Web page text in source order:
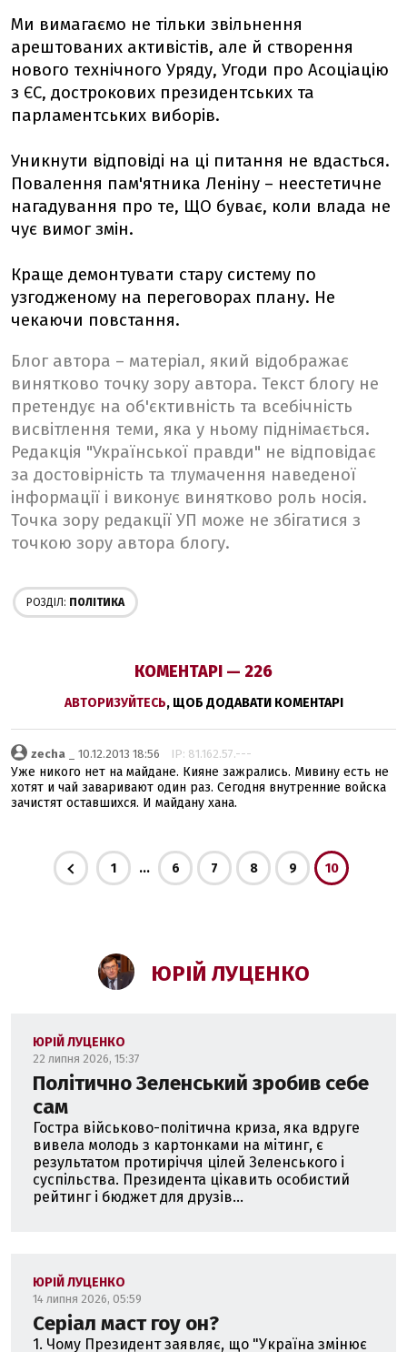
Ми вимагаємо не тільки звільнення
арештованих активістів, але й створення
нового технічного Уряду, Угоди про Асоціацію
з ЄС, дострокових президентських та
парламентських виборів.
Уникнути відповіді на ці питання не вдасться.
Повалення пам'ятника Леніну – неестетичне
нагадування про те, ЩО буває, коли влада не
чує вимог змін.
Краще демонтувати стару систему по
узгодженому на переговорах плану. Не
чекаючи повстання.
Блог автора – матеріал, який відображає
винятково точку зору автора. Текст блогу не
претендує на об'єктивність та всебічність
висвітлення теми, яка у ньому піднімається.
Редакція "Української правди" не відповідає
за достовірність та тлумачення наведеної
інформації і виконує винятково роль носія.
Точка зору редакції УП може не збігатися з
точкою зору автора блогу.
РОЗДІЛ: ПОЛІТИКА
КОМЕНТАРІ — 226
АВТОРИЗУЙТЕСЬ, ЩОБ ДОДАВАТИ КОМЕНТАРІ
zecha _ 10.12.2013 18:56 IP: 81.162.57.---
Уже никого нет на майдане. Кияне зажрались. Мивину есть не
хотят и чай заваривают один раз. Сегодня внутренние войска
зачистят оставшихся. И майдану хана.
1 ... 6 7 8 9 10
ЮРІЙ ЛУЦЕНКО
ЮРІЙ ЛУЦЕНКО
22 липня 2026, 15:37
Політично Зеленський зробив себе
сам
Гостра військово-політична криза, яка вдруге
вивела молодь з картонками на мітинг, є
результатом протиріччя цілей Зеленського і
суспільства. Президента цікавить особистий
рейтинг і бюджет для друзів...
ЮРІЙ ЛУЦЕНКО
14 липня 2026, 05:59
Серіал маст гоу он?
1. Чому Президент заявляє, що "Україна змінює